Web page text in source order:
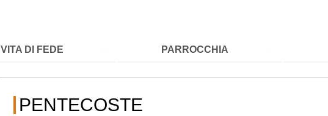
VITA DI FEDE PARROCCHIA
PENTECOSTE